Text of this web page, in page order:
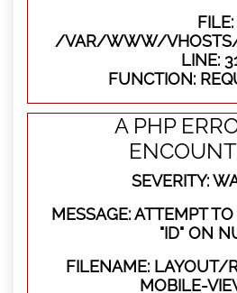
FILE:
/VAR/WWW/VHOSTS/
LINE:
FUNCTION:
A PHP
SEVERITY:
MESSAGE: ATTEMPT
"ID" ON
FILENAME: LAYOUT/
MOBILE-